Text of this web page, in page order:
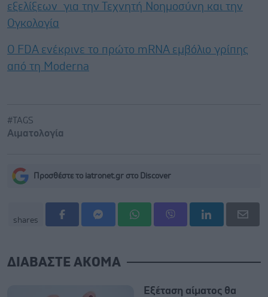
εξελίξεων για την Τεχνητή Νοημοσύνη και την
Ογκολογία
Ο FDA ενέκρινε το πρώτο mRNA εμβόλιο γρίπης
από τη Moderna
#TAGS
Αιματολογία
Προσθέστε το iatronet.gr στο Discover
shares
ΔΙΑΒΑΣΤΕ ΑΚΟΜΑ
Εξέταση αίματος θα